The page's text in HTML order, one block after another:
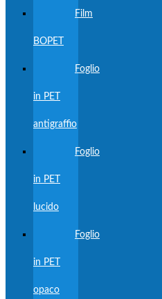
Film
BOPET
Foglio
in PET
antigraffio
Foglio
in PET
lucido
Foglio
in PET
opaco